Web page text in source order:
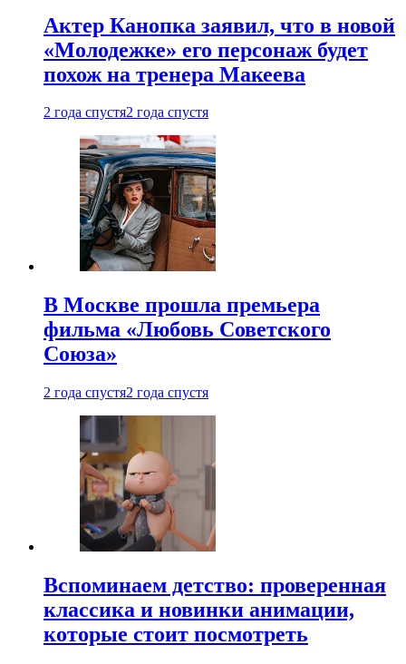
Актер Канопка заявил, что в новой
«Молодежке» его персонаж будет
похож на тренера Макеева
2 года спустя2 года спустя
В Москве прошла премьера
фильма «Любовь Советского
Союза»
2 года спустя2 года спустя
Вспоминаем детство: проверенная
классика и новинки анимации,
которые стоит посмотреть